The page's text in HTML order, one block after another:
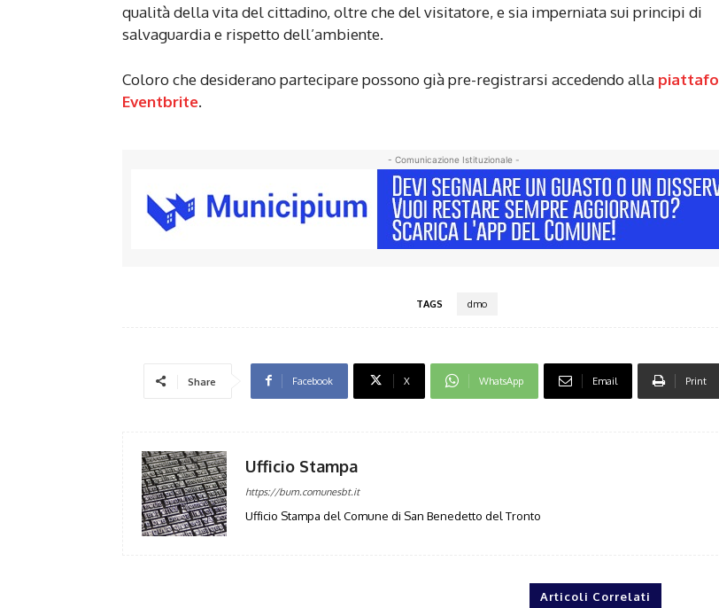
qualità della vita del cittadino, oltre che del visitatore, e sia imperniata sui principi di
salvaguardia e rispetto dell’ambiente.
Coloro che desiderano partecipare possono già pre-registrarsi accedendo alla
Eventbrite.
- Comunicazione Istituzionale -
TAGS dmo
Share Facebook X WhatsApp Email Print
Ufficio Stampa
https://bum.comunesbt.it
Ufficio Stampa del Comune di San Benedetto del Tronto
Articoli Correlati